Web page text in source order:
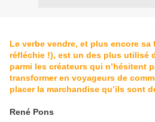
Le verbe vendre, et plus encore sa
réfléchie !), est un des plus utilisé
parmi les créateurs qui n’hésitent
transformer en voyageurs de
placer la marchandise qu’ils sont
René Pons